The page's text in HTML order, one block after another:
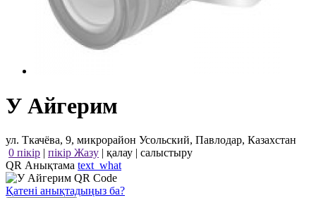
У Айгерим
ул. Ткачёва, 9, микрорайон Усольский, Павлодар, Казахстан
0 пікір | пікір Жазу | қалау | салыстыру
QR Анықтама text_what
Қатені анықтадыңыз ба?